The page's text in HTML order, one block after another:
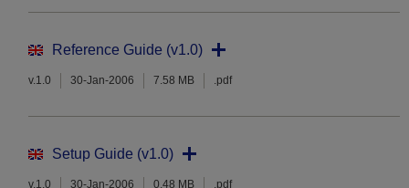
Reference Guide (v1.0)
v.1.0 30-Jan-2006 7.58 MB .pdf
Setup Guide (v1.0)
v.1.0 30-Jan-2006 0.48 MB .pdf